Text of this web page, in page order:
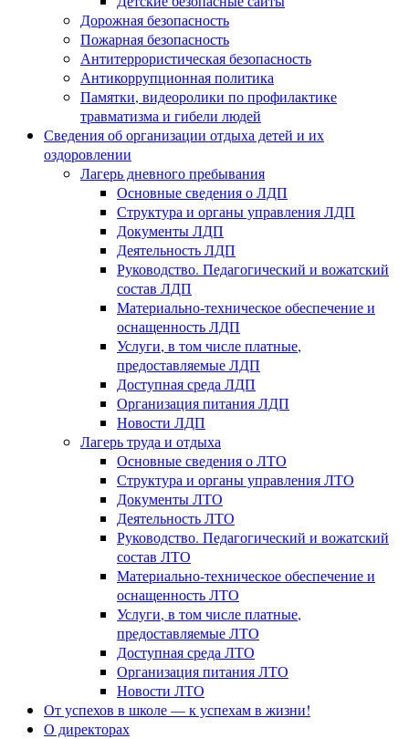
Дорожная безопасность
Пожарная безопасность
Антитеррористическая безопасность
Антикоррупционная политика
Памятки, видеоролики по профилактике
травматизма и гибели людей
Сведения об организации отдыха детей и их
оздоровлении
Лагерь дневного пребывания
Основные сведения о ЛДП
Структура и органы управления ЛДП
Документы ЛДП
Деятельность ЛДП
Руководство. Педагогический и вожатский
состав ЛДП
Материально-техническое обеспечение и
оснащенность ЛДП
Услуги, в том числе платные,
предоставляемые ЛДП
Доступная среда ЛДП
Организация питания ЛДП
Новости ЛДП
Лагерь труда и отдыха
Основные сведения о ЛТО
Структура и органы управления ЛТО
Документы ЛТО
Деятельность ЛТО
Руководство. Педагогический и вожатский
состав ЛТО
Материально-техническое обеспечение и
оснащенность ЛТО
Услуги, в том числе платные,
предоставляемые ЛТО
Доступная среда ЛТО
Организация питания ЛТО
Новости ЛТО
От успехов в школе — к успехам в жизни!
О директорах